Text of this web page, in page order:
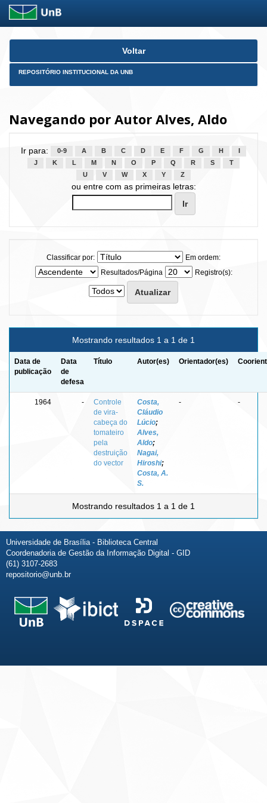
Skip
Voltar
REPOSITÓRIO INSTITUCIONAL DA UNB
Navegando por Autor Alves, Aldo
Ir para: 0-9 A B C D E F G H
J
K L M N O P Q R S
T
U
V W X Y Z
ou entre com as primeiras letras:
Classificar por:
Em ordem:
Resultados/Página
Registro(s):
Mostrando resultados 1 a 1 de 1
Data de
publicação
Data
de
defesa
Título Autor(es) Orientador(es)
1964 -
Controle
de vira-
cabeça do
tomateiro
pela
destruição
do vector
Costa,
Cláudio
Lúcio;
Alves,
Aldo;
Nagai,
Hiroshi;
Costa, A.
S.
- -
Mostrando resultados 1 a 1 de 1
Universidade de Brasília - Biblioteca Central
Coordenadoria de Gestão da Informação Digital - GID
(61) 3107-2683
repositorio@unb.br